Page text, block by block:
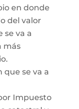
en donde
del valor
se va a
más
que se va a
Impuesto